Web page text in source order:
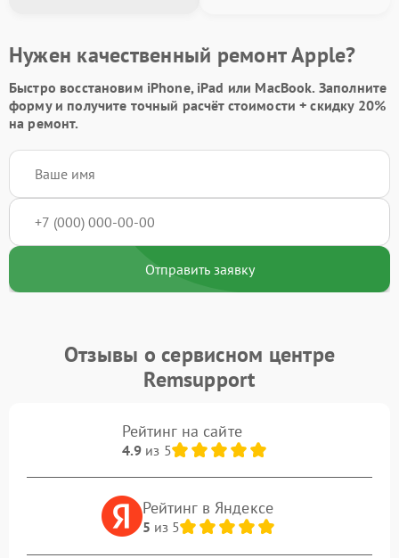
Нужен качественный ремонт Apple?
Быстро восстановим iPhone, iPad или MacBook. Заполните
формуи получите точный расчёт стоимости +скидку 20%
на ремонт.
Отправить заявку
Отзывы о сервисном центре
Remsupport
Рейтинг на сайте
4.9из 5
Рейтинг в Яндексе
5 из 5